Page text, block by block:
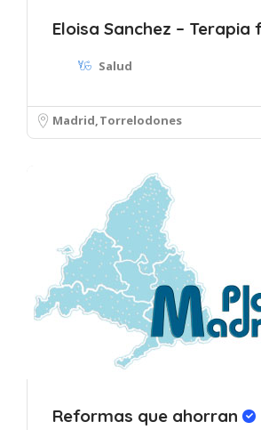
Eloisa Sanchez – Terapia
Salud
MadridTorrelodones
Reformas que ahorran